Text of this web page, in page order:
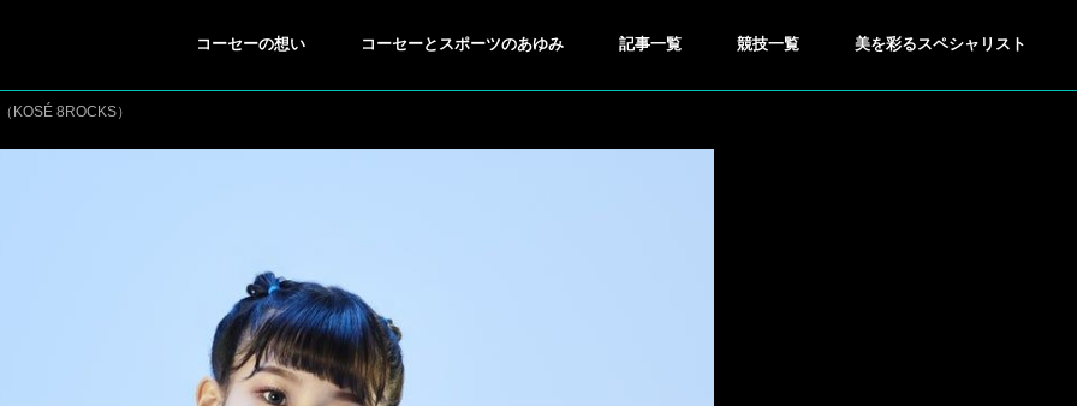
コーセーの想い コーセーとスポーツのあゆみ 記事一覧 競技一覧 美を彩るスペシャリスト
SNOWBOARDING
8ROCKS）